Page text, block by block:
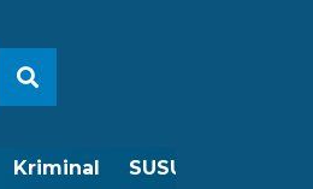
Kriminal SUSUNAN